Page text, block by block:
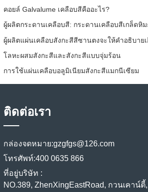
คอยล์ Galvalume เคลือบสีคืออะไร?
โลหะผสมสังกะสีและสังกะสีแบบจุ่มร้อน
การใช้แผ่นเคลือบอลูมิเนียมสังกะสีแมกนีเซียม
ติดต่อเรา
กล่องจดหมาย:gzgfgs@126.com
โทรศัพท์:400 0635 866
ที่อยู่บริษัท :
NO.389, ZhenXingEastRoad, กวนเคา